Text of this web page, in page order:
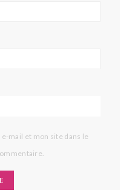
mail et mon site dans le